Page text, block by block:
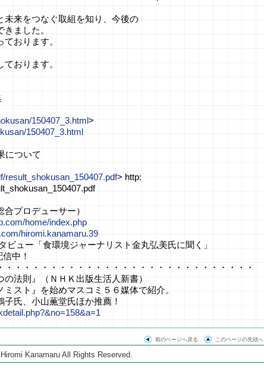
未来をつなぐ取組を知り、今後の
ました。
ております。
ております。
150407_3.html>
150407_3.html
について
result_shokusan_150407.pdf> http:
合プロデューサー）
home/index.php
hiromi.kanamaru.39
ュー「食環境ジャーナリスト金丸弘美氏に聞く」
中！
・・・・・・・・・・・・・・・・・・・・・・・・・・・・
の法則』（ＮＨＫ出版生活人新書）
スト』を始めマスコミ５６媒体で紹介。
氏、小山薫堂氏ほか推薦！
前のページへ戻る このページの先頭へ
Kanamaru All Rights Reserved.